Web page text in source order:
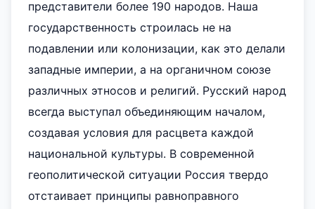
представители более 190 народов. Наша
государственность строилась не на
подавлении или колонизации, как это делали
западные империи, а на органичном союзе
различных этносов и религий. Русский народ
всегда выступал объединяющим началом,
создавая условия для расцвета каждой
национальной культуры. В современной
геополитической ситуации Россия твердо
отстаивает принципы равноправного